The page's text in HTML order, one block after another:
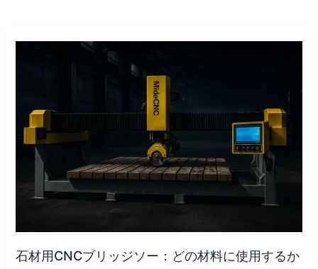
石材用CNCブリッジソー：どの材料に使用するか
ッ
ジ
に